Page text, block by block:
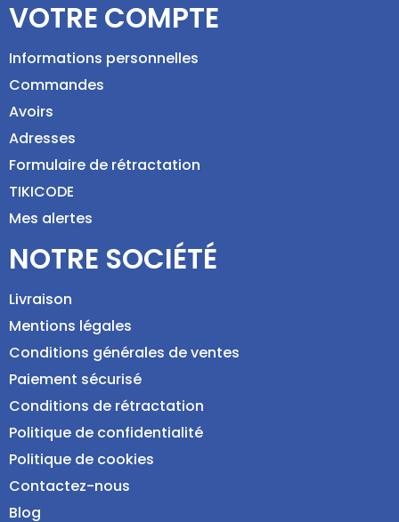
VOTRE COMPTE
Informations personnelles
Commandes
Avoirs
Adresses
Formulaire de rétractation
TIKICODE
Mes alertes
NOTRE SOCIÉTÉ
Livraison
Mentions légales
Conditions générales de ventes
Paiement sécurisé
Conditions de rétractation
Politique de confidentialité
Politique de cookies
Contactez-nous
Blog